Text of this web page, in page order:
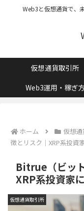
Web3と仮想通貨で、
仮想通貨取引所
Web3運用・稼ぎ
ホーム 仮想
徴とリスク｜XRP系投資
Bitrue（ビッ
XRP系投資家
仮想通貨取引所